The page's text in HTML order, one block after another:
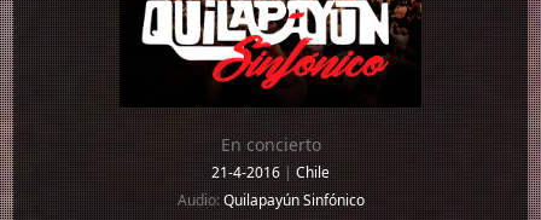
En concierto
21-4-2016|Chile
Audio:Quilapayún Sinfónico